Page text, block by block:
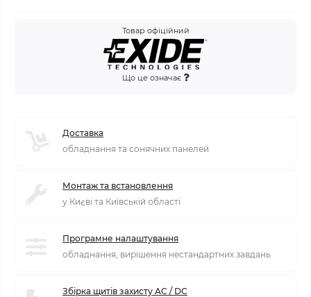
Товар офіційний
Що це означає
Доставка
обладнання та сонячних панелей
Монтаж та встановлення
у Києві та Київській області
Програмне налаштування
обладнання, вирішення нестандартних завдань
Збірка щитів захисту AC / DC